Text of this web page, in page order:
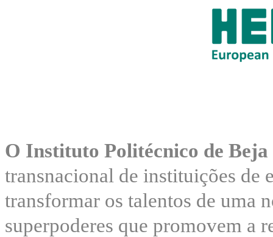
O Instituto Politécnico de Beja
transnacional de instituições de
transformar os talentos de uma
superpoderes que promovem a